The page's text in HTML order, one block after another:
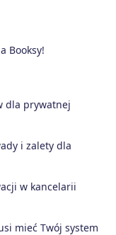
Booksy!
dla prywatnej
i zalety dla
w kancelarii
mieć Twój system